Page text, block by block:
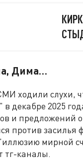
Дима…
ходили слухи,
в декабре 2025
и предложений
против засилья
мирной
тг-каналы.